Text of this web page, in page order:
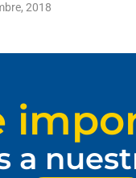
2018
a